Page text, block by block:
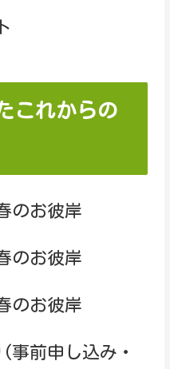
これからの
のお彼岸
のお彼岸
のお彼岸
事前申し込み・